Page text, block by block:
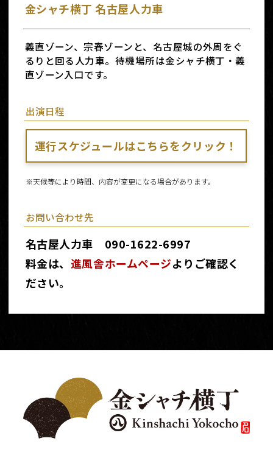
金シャチ横丁 名古屋人力車
義直ゾーン、宗春ゾーンと、名古屋城の外周をぐ
るりと回る人力車。待機場所は金シャチ横丁・義
直ゾーン入口です。
出演日程
運行スケジュールはこちらをクリック！
※天候等により時間、内容が変更になる場合があります。
お問い合わせ先
名古屋人力車 090-1622-6997
料金は、 進風舎ホームページよりご確認く
ださい。